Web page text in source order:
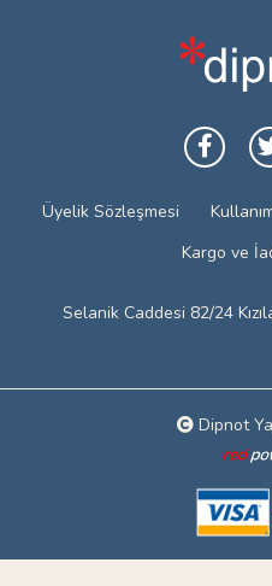
Üyelik Sözleşmesi
Kargo ve
Selanik Caddesi 82/24
Dipnot